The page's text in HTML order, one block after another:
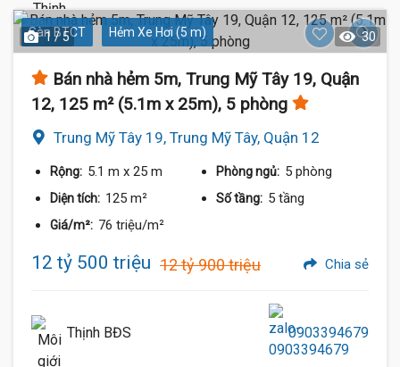
Sàn BTCT Hẻm Xe Hơi (5 m)
1 / 5 30
Bán nhà hẻm 5m, Trung Mỹ Tây 19, Quận
12, 125 m² (5.1m x 25m), 5 phòng
Trung Mỹ Tây 19, Trung Mỹ Tây, Quận 12
Rộng: 5.1 m x 25 m Phòng ngủ: 5 phòng
Diện tích: 125 m² Số tầng: 5 tầng
Giá/m²: 76 triệu/m²
12 tỷ 500 triệu 12 tỷ 900 triệu Chia sẻ
Thịnh BĐS 0903394679